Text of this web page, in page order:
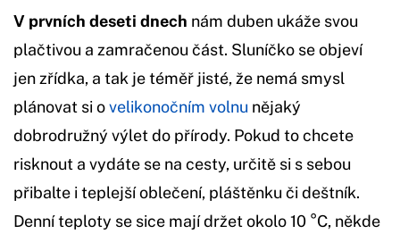
V prvních deseti dnech nám duben ukáže svou
plačtivou a zamračenou část. Sluníčko se objeví
jen zřídka, a tak je téměř jisté, že nemá smysl
plánovat si ovelikonočním volnu nějaký
dobrodružný výlet do přírody. Pokud to chcete
risknout a vydáte se na cesty, určitě si s sebou
přibalte i teplejší oblečení, pláštěnku či deštník.
Denní teploty se sice mají držet okolo 10 °C, někde